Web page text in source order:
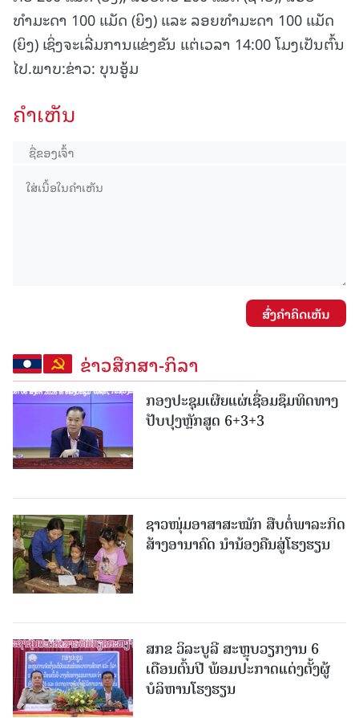
ທໍາມະດາ 100 ແມັດ (ຍິງ) ແລະ ລອຍທໍາມະດາ 100 ແມັດ
(ຍິງ) ເຊິ່ງຈະເລີ່ມການແຂ່ງຂັນ ແຕ່ເວລາ 14:00 ໂມງເປັນຕົ້ນ
ໄປ.ພາບ:ຂ່າວ: ບຸນອູ້ມ
ຄໍາເຫັນ
ສົ່ງຄໍາຄິດເຫັນ
ຂ່າວສືກສາ-ກິລາ
ກອງປະຊຸມເຜີຍແຜ່ເຊື່ອມຊຶມທິດທາງ
ປັບປຸງຫຼັກສູດ 6+3+3
ຊາວໜຸ່ມອາສາສະໝັກ ສືບຕໍ່ພາລະກິດ
ສ້າງອານາຄົດ ນໍານ້ອງຄືນສູ່ໂຮງຮຽນ
ສກຂ ວິລະບູລີ ສະຫຼຸບວຽກງານ 6
ເດືອນຕົ້ນປີ ພ້ອມປະກາດແຕ່ງຕັ້ງຜູ້
ບໍລິຫານໂຮງຮຽນ